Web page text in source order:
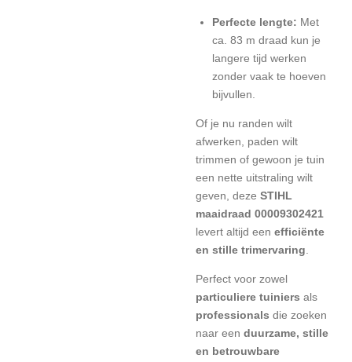
Perfecte lengte: Met
ca. 83 m draad kun je
langere tijd werken
zonder vaak te hoeven
bijvullen.
Of je nu randen wilt
afwerken, paden wilt
trimmen of gewoon je tuin
een nette uitstraling wilt
geven, deze STIHL
maaidraad 00009302421
levert altijd een efficiënte
en stille trimervaring
Perfect voor zowel
particuliere tuiniers als
professionals die zoeken
naar een duurzame, stille
en betrouwbare